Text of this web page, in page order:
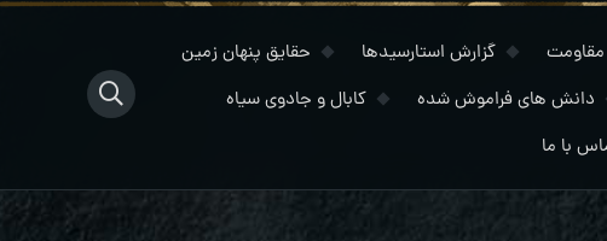
مقاومت گزارش استارسیدها
حقایق پنهان زمین
دانش های فراموش شده
کابال و جادوی سیاه
با ما